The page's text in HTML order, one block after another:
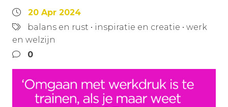
20 Apr 2024
balans en rust • inspiratie en creatie • werk
en welzijn
0